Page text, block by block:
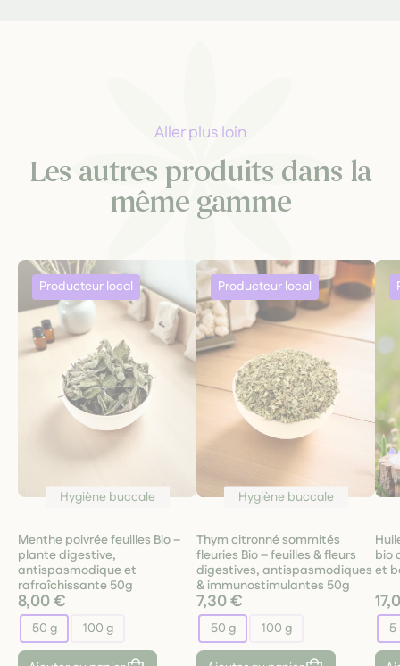
Aller plus loin
Les autres produits dans la
même gamme
Hygiène buccale
Menthe poivrée feuilles Bio –
plante digestive,
antispasmodique et
rafraîchissante 50g
8,00 €
50 g 100 g
Hygiène buccale
Thym citronné sommités
fleuries Bio – feuilles & fleurs
digestives, antispasmodiques
& immunostimulantes 50g
7,30 €
50 g 100 g
bio
et
5